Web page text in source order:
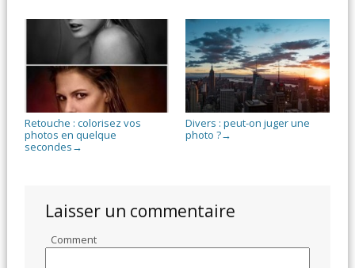
Retouche : colorisez vos
photos en quelque
secondes →
Divers : peut-on juger une
photo ?→
Laisser un commentaire
Comment